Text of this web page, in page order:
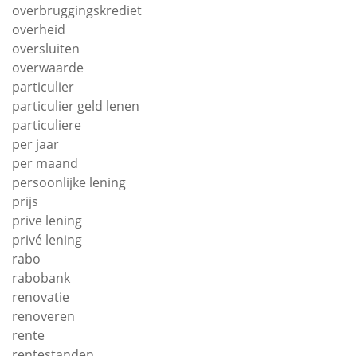
overbruggingskrediet
overheid
oversluiten
overwaarde
particulier
particulier geld lenen
particuliere
per jaar
per maand
persoonlijke lening
prijs
prive lening
privé lening
rabo
rabobank
renovatie
renoveren
rente